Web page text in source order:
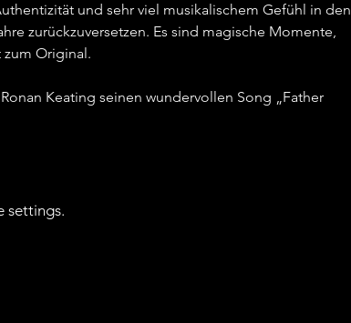
und sehr viel musikalischem Gefühl in den
zurückzuversetzen. Es sind magische Momente,
zum Original.
Keating seinen wundervollen Song „Father
settings.